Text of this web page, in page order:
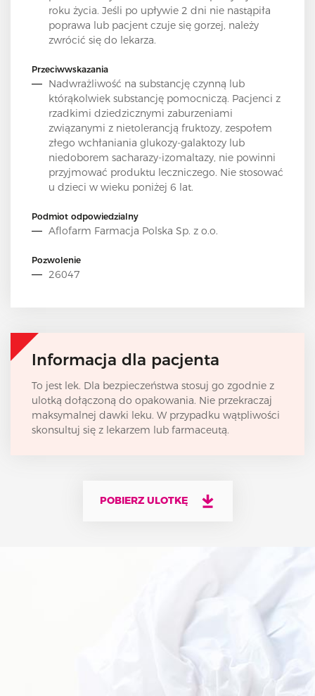
roku życia. Jeśli po upływie 2 dni nie nastąpiła
poprawa lub pacjent czuje się gorzej, należy
zwrócić się do lekarza.
Przeciwwskazania
Nadwrażliwość na substancję czynną lub
którąkolwiek substancję pomocniczą. Pacjenci z
rzadkimi dziedzicznymi zaburzeniami
związanymi z nietolerancją fruktozy, zespołem
złego wchłaniania glukozy-galaktozy lub
niedoborem sacharazy-izomaltazy, nie powinni
przyjmować produktu leczniczego. Nie stosować
u dzieci w wieku poniżej 6 lat.
Podmiot odpowiedzialny
Aflofarm Farmacja Polska Sp. z o.o.
Pozwolenie
26047
Informacja dla pacjenta
To jest lek. Dla bezpieczeństwa stosuj go zgodnie z
ulotką dołączoną do opakowania. Nie przekraczaj
maksymalnej dawki leku. W przypadku wątpliwości
skonsultuj się z lekarzem lub farmaceutą.
POBIERZ ULOTKĘ